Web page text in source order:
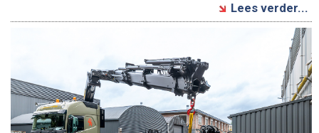
Lees verder...